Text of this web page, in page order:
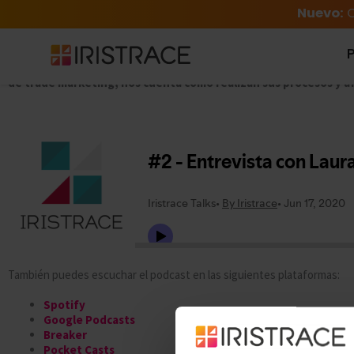
Nuevo:
Panamericanaes una de las empresas más importantes del sector
y más de 2.000 empleados. Referente de la venta al por menor, en
de trade marketing, nos cuenta cómo realizan sus procesos y
También puedes escuchar el podcast en las siguientes plataformas:
Spotify
Google Podcasts
Breaker
Pocket Casts